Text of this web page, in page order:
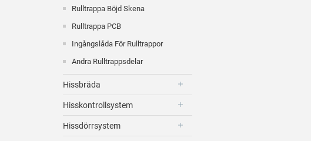
Rulltrappa Böjd Skena
Rulltrappa PCB
Ingångslåda För Rulltrappor
Andra Rulltrappsdelar
Hissbräda
Hisskontrollsystem
Hissdörrsystem